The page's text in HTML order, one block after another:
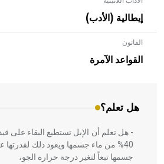
إيطالية (الأدب)
القانون
القواعد الآمرة
هل تعلم؟
- هل تعلم أن الأبلق نوع من الفنون
بالعمارة الإسلامية في بلاد الشام
المعمار على بناء مداميكه وخاصة في
- هل تعلم أن الإبل تستطيع البقاء على
40% من ماء جسمها ويعود ذلك لقدرتها
جسمها تبعاً لتغير درجة حرارة الجو،